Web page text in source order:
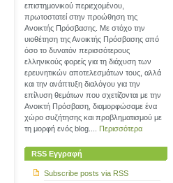
επιστημονικού περιεχομένου,
πρωτοστατεί στην προώθηση της
Ανοικτής Πρόσβασης. Με στόχο την
υιοθέτηση της Ανοικτής Πρόσβασης από
όσο το δυνατόν περισσότερους
ελληνικούς φορείς για τη διάχυση των
ερευνητικών αποτελεσμάτων τους, αλλά
και την ανάπτυξη διαλόγου για την
επίλυση θεμάτων που σχετίζονται με την
Ανοικτή Πρόσβαση, διαμορφώσαμε ένα
χώρο συζήτησης και προβληματισμού με
τη μορφή ενός blog....
Περισσότερα
RSS Εγγραφή
Subscribe posts via RSS